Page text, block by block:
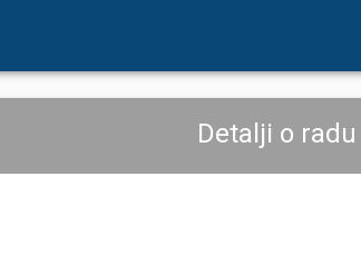
Detalji o radu